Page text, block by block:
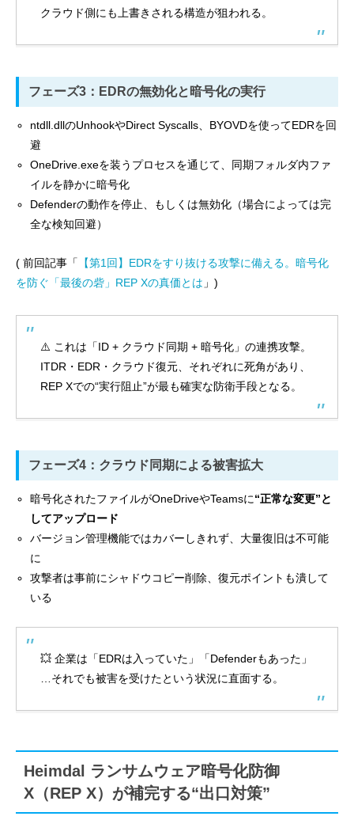
クラウド側にも上書きされる構造が狙われる。
フェーズ3：EDRの無効化と暗号化の実行
ntdll.dllのUnhookやDirect Syscalls、BYOVDを使ってEDRを回
避
OneDrive.exeを装うプロセスを通じて、同期フォルダ内ファ
イルを静かに暗号化
Defenderの動作を停止、もしくは無効化（場合によっては完
全な検知回避）
( 前回記事「
【第1回】EDRをすり抜ける攻撃に備える。暗号化
を防ぐ「最後の砦」REP Xの真価とは 」)
⚠️ これは「ID + クラウド同期 + 暗号化」の連携攻撃。
ITDR・EDR・クラウド復元、それぞれに死角があり、
REP Xでの“実行阻止”が最も確実な防衛手段となる。
フェーズ4：クラウド同期による被害拡大
暗号化されたファイルがOneDriveやTeamsに“正常な変更”と
してアップロード
バージョン管理機能ではカバーしきれず、大量復旧は不可能
に
攻撃者は事前にシャドウコピー削除、復元ポイントも潰して
いる
💥 企業は「EDRは入っていた」「Defenderもあった」
…それでも被害を受けたという状況に直面する。
Heimdal ランサムウェア暗号化防御
X（REP X）が補完する“出口対策”